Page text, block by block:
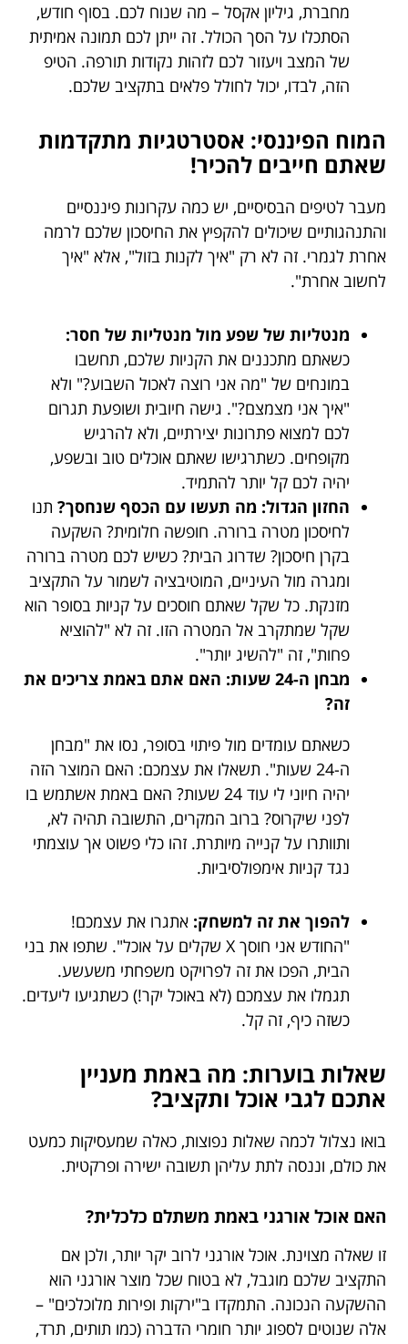
מחברת, גיליון אקסל – מה שנוח לכם. בסוף חודש,
הסתכלו על הסך הכולל. זה ייתן לכם תמונה אמיתית
של המצב ויעזור לכם לזהות נקודות תורפה. הטיפ
הזה, לבדו, יכול לחולל פלאים בתקציב שלכם.
המוח הפיננסי: אסטרטגיות מתקדמות
שאתם חייבים להכיר!
מעבר לטיפים הבסיסיים, יש כמה עקרונות פיננסיים
והתנהגותיים שיכולים להקפיץ את החיסכון שלכם לרמה
אחרת לגמרי. זה לא רק "איך לקנות בזול", אלא "איך
לחשוב אחרת".
מנטליות של שפע מול מנטליות של חסר:
כשאתם מתכננים את הקניות שלכם, תחשבו
במונחים של "מה אני רוצה לאכול השבוע?" ולא
"איך אני מצמצם?". גישה חיובית ושופעת תגרום
לכם למצוא פתרונות יצירתיים, ולא להרגיש
מקופחים. כשתרגישו שאתם אוכלים טוב ובשפע,
יהיה לכם קל יותר להתמיד.
החזון הגדול: מה תעשו עם הכסף שנחסך? תנו
לחיסכון מטרה ברורה. חופשה חלומית? השקעה
בקרן חיסכון? שדרוג הבית? כשיש לכם מטרה ברורה
ומגרה מול העיניים, המוטיבציה לשמור על התקציב
מזנקת. כל שקל שאתם חוסכים על קניות בסופר הוא
שקל שמתקרב אל המטרה הזו. זה לא "להוציא
פחות", זה "להשיג יותר".
מבחן ה-24 שעות: האם אתם באמת צריכים את
זה?
כשאתם עומדים מול פיתוי בסופר, נסו את "מבחן
ה-24 שעות". תשאלו את עצמכם: האם המוצר הזה
יהיה חיוני לי עוד 24 שעות? האם באמת אשתמש בו
לפני שיקרוס? ברוב המקרים, התשובה תהיה לא,
ותוותרו על קנייה מיותרת. זהו כלי פשוט אך עוצמתי
נגד קניות אימפולסיביות.
להפוך את זה למשחק: אתגרו את עצמכם!
"החודש אני חוסך X שקלים על אוכל". שתפו את בני
הבית, הפכו את זה לפרויקט משפחתי משעשע.
תגמלו את עצמכם (לא באוכל יקר!) כשתגיעו ליעדים.
כשזה כיף, זה קל.
שאלות בוערות: מה באמת מעניין
אתכם לגבי אוכל ותקציב?
בואו נצלול לכמה שאלות נפוצות, כאלה שמעסיקות כמעט
את כולם, וננסה לתת עליהן תשובה ישירה ופרקטית.
האם אוכל אורגני באמת משתלם כלכלית?
זו שאלה מצוינת. אוכל אורגני לרוב יקר יותר, ולכן אם
התקציב שלכם מוגבל, לא בטוח שכל מוצר אורגני הוא
ההשקעה הנכונה. התמקדו ב"ירקות ופירות מלוכלכים" –
אלה שנוטים לספוג יותר חומרי הדברה (כמו תותים, תרד,